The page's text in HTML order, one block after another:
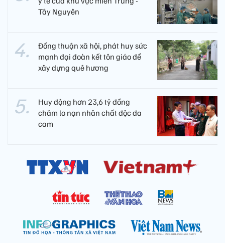
Tây Nguyên ​
Đồng thuận xã hội, phát huy sức
mạnh đại đoàn kết tôn giáo để
xây dựng quê hương
Huy động hơn 23,6 tỷ đồng
chăm lo nạn nhân chất độc da
cam